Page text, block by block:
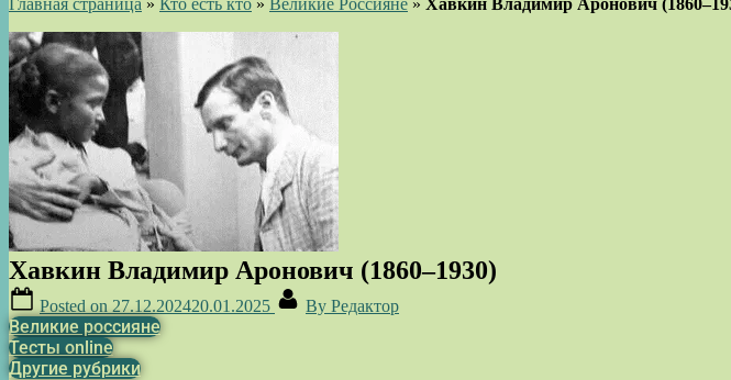
Главная страница » Кто есть кто » Великие Россияне » Хавкин Владимир Аронович
Хавкин Владимир Аронович (1860–1930)
Posted on 27.12.202420.01.2025 By Редактор
Великие россияне
Тесты online
Другие рубрики